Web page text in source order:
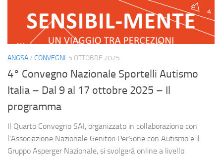
ANGSA/ CONVEGNI 5 OTTOBRE 2025
4° Convegno Nazionale Sportelli Autismo
Italia – Dal 9 al 17 ottobre 2025 – Il
programma
Il Quarto Convegno SAI, organizzato in collaborazione con
l’Associazione Nazionale Genitori PerSone con Autismo e il
Gruppo Asperger Nazionale, si svolgerà online a livello